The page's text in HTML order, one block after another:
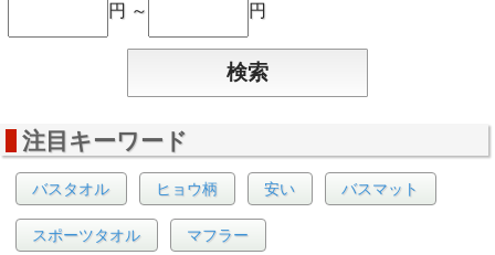
円 ～
円
注目キーワード
バスタオル ヒョウ柄 安い バスマット
スポーツタオル マフラー